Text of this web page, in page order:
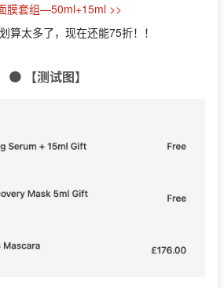
膜套组—50ml+15ml >>
算太多了，现在还能75折！！
🟠 【测试图】